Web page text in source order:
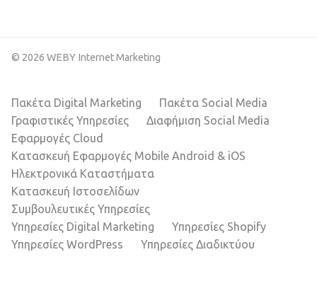
© 2026 WEBY Internet Marketing
Πακέτα Digital Marketing
Πακέτα Social Media
Γραφιστικές Υπηρεσίες
Διαφήμιση Social Media
Εφαρμογές Cloud
Κατασκευή Εφαρμογές Mobile Android & iOS
Ηλεκτρονικά Καταστήματα
Κατασκευή Ιστοσελίδων
Συμβουλευτικές Υπηρεσίες
Υπηρεσίες Digital Marketing
Υπηρεσίες Shopify
Υπηρεσίες WordPress
Υπηρεσίες Διαδικτύου